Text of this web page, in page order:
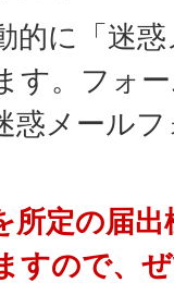
的に「迷
す。フォ
惑メール
所定の届
すので、